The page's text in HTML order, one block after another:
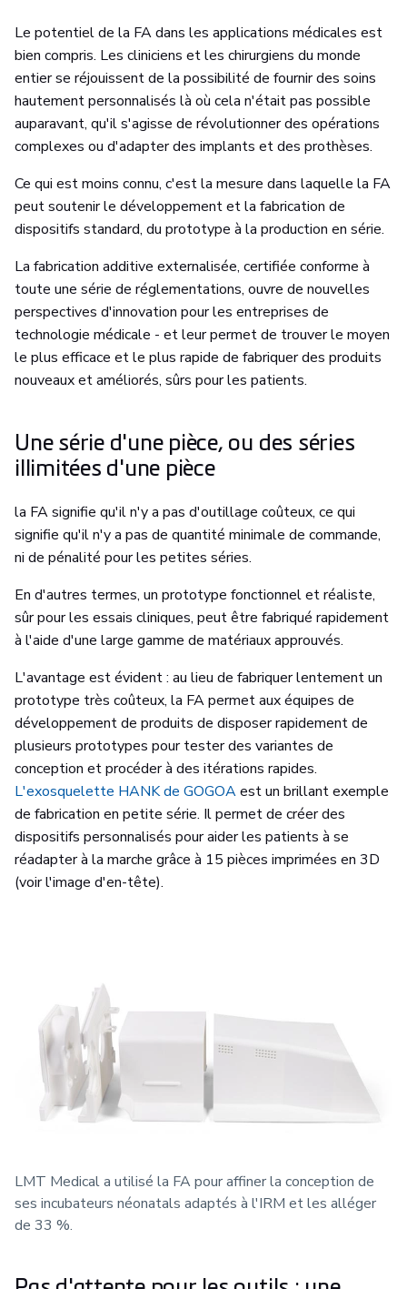
Le potentiel de la FA dans les applications médicales est
bien compris. Les cliniciens et les chirurgiens du monde
entier se réjouissent de la possibilité de fournir des soins
hautement personnalisés là où cela n'était pas possible
auparavant, qu'il s'agisse de révolutionner des opérations
complexes ou d'adapter des implants et des prothèses.
Ce qui est moins connu, c'est la mesure dans laquelle la FA
peut soutenir le développement et la fabrication de
dispositifs standard, du prototype à la production en série.
La fabrication additive externalisée, certifiée conforme à
toute une série de réglementations, ouvre de nouvelles
perspectives d'innovation pour les entreprises de
technologie médicale - et leur permet de trouver le moyen
le plus efficace et le plus rapide de fabriquer des produits
nouveaux et améliorés, sûrs pour les patients.
Une série d'une pièce, ou des séries
illimitées d'une pièce
la FA signifie qu'il n'y a pas d'outillage coûteux, ce qui
signifie qu'il n'y a pas de quantité minimale de commande,
ni de pénalité pour les petites séries.
En d'autres termes, un prototype fonctionnel et réaliste,
sûr pour les essais cliniques, peut être fabriqué rapidement
à l'aide d'une large gamme de matériaux approuvés.
L'avantage est évident : au lieu de fabriquer lentement un
prototype très coûteux, la FA permet aux équipes de
développement de produits de disposer rapidement de
plusieurs prototypes pour tester des variantes de
conception et procéder à des itérations rapides.
L'exosquelette HANK de GOGOAest un brillant exemple
de fabrication en petite série. Il permet de créer des
dispositifs personnalisés pour aider les patients à se
réadapter à la marche grâce à 15 pièces imprimées en 3D
(voir l'image d'en-tête).
LMT Medical a utilisé la FA pour affiner la conception de
ses incubateurs néonatals adaptés à l'IRM et les alléger
de 33 %.